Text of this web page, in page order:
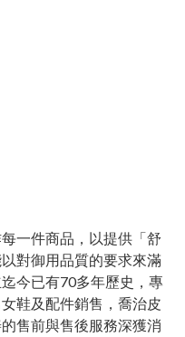
一件商品，以提供「舒
對御用品質的要求來滿
今已有70多年歷史，專
鞋及配件銷售，喬治皮
售前與售後服務深獲消